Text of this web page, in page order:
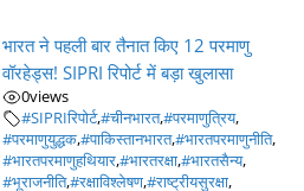
भारत ने पहली बार तैनात किए 12 परमाणु
वॉरहेड्स! SIPRI रिपोर्ट में बड़ा खुलासा
0views
#SIPRIरिपोर्ट,#चीनभारत,#परमाणुत्रिय,
#परमाणुयुद्धक,#पाकिस्तानभारत,#भारतपरमाणुनीति,
#भारतपरमाणुहथियार,#भारतरक्षा,#भारतसैन्य,
#भूराजनीति,#रक्षाविश्लेषण,#राष्ट्रीयसुरक्षा,